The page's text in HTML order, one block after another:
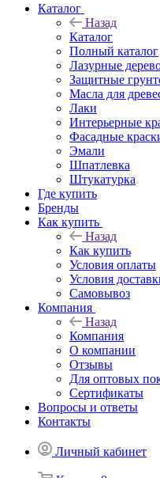
Каталог
Назад
Каталог
Полный каталог
Лазурные
Защитные
Масла для
Лаки
Интерьерные
Фасадные
Эмали
Шпатлевка
Штукатурка
Где купить
Бренды
Как купить
Назад
Как купить
Условия оплаты
Условия
Самовывоз
Компания
Назад
Компания
О компании
Отзывы
Для оптовых
Сертификаты
Вопросы и ответы
Контакты
Личный кабинет